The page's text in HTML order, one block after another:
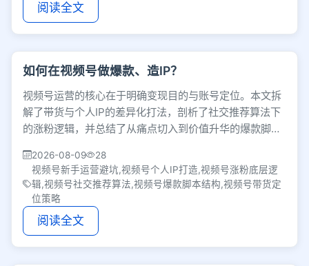
阅读全文
如何在视频号做爆款、造IP？
视频号运营的核心在于明确变现目的与账号定位。本文拆
解了带货与个人IP的差异化打法，剖析了社交推荐算法下
的涨粉逻辑，并总结了从痛点切入到价值升华的爆款脚本
2026-08-09
28
视频号新手运营避坑,视频号个人IP打造,视频号涨粉底层逻
辑,视频号社交推荐算法,视频号爆款脚本结构,视频号带货定
位策略
阅读全文